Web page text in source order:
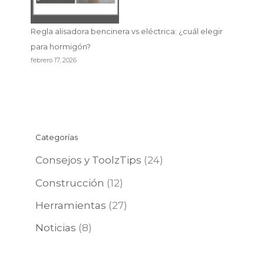
Regla alisadora bencinera vs eléctrica: ¿cuál elegir
para hormigón?
febrero 17, 2026
Categorías
Consejos y ToolzTips (24)
Construcción (12)
Herramientas (27)
Noticias (8)